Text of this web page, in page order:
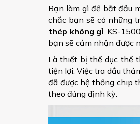
Bạn làm gì để bắt đầu
chắc bạn sẽ có những
thép không gỉ, KS-
bạn sẽ cảm nhận được
Là thiết bị thể dục thể
tiện lợi. Việc tra dầu
đã được hệ thống chip
theo đúng định kỳ.